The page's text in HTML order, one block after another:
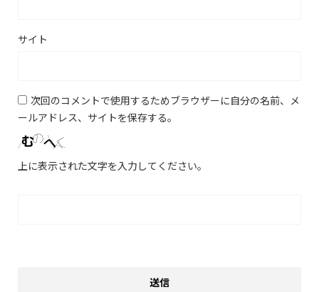
サイト
次回のコメントで使用するためブラウザーに自分の名前、メ
ールアドレス、サイトを保存する。
上に表示された文字を入力してください。